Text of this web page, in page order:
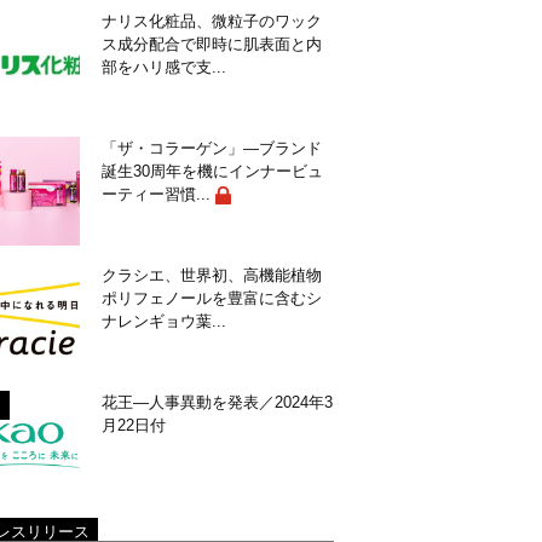
ナリス化粧品、微粒子のワック
ス成分配合で即時に肌表面と内
部をハリ感で支...
「ザ・コラーゲン」―ブランド
誕生30周年を機にインナービュ
ーティー習慣...
クラシエ、世界初、高機能植物
ポリフェノールを豊富に含むシ
ナレンギョウ葉...
花王―人事異動を発表／2024年3
月22日付
スリリース